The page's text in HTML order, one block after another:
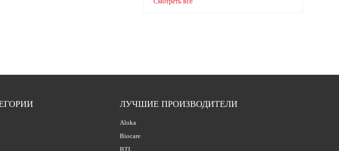
ЛУЧШИЕ ПРОИЗВОДИТЕЛИ
Aloka
Biocare
BTL